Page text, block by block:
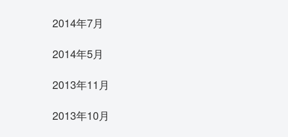
2014年7月
2014年5月
2013年11月
2013年10月